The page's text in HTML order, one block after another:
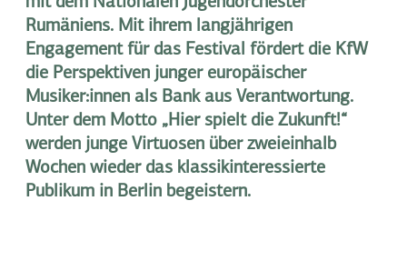
Rumäniens. Mit ihrem langjährigen
Engagement für das Festival fördert die KfW
die Perspektiven junger europäischer
Musiker:innen als Bank aus Verantwortung.
Unter dem Motto „Hier spielt die Zukunft!“
werden junge Virtuosen über zweieinhalb
Wochen wieder das klassikinteressierte
Publikum in Berlin begeistern.